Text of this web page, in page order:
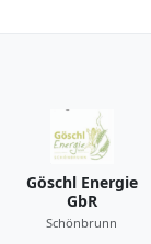
Göschl Energie
GbR
Schönbrunn